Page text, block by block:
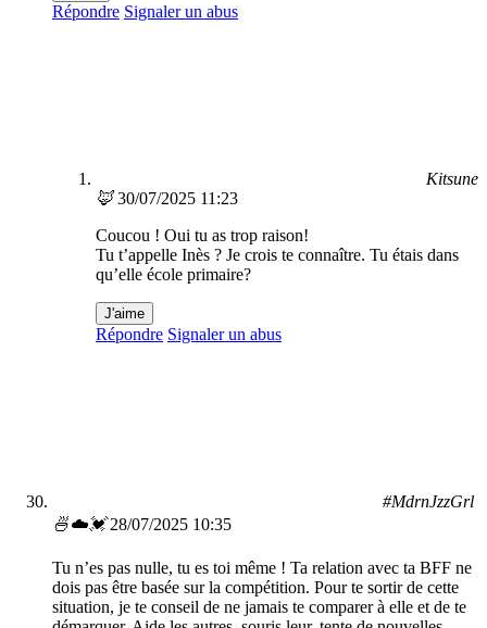
Répondre Signaler un abus
Kitsune
🦊 30/07/2025 11:23
Coucou ! Oui tu as trop raison!
Tu t’appelle Inès ? Je crois te connaître. Tu étais dans
qu’elle école primaire?
J'aime
Répondre Signaler un abus
#MdrnJzzGrl
🍜☁️💓 28/07/2025 10:35
Tu n’es pas nulle, tu es toi même ! Ta relation avec ta BFF ne
dois pas être basée sur la compétition. Pour te sortir de cette
situation, je te conseil de ne jamais te comparer à elle et de te